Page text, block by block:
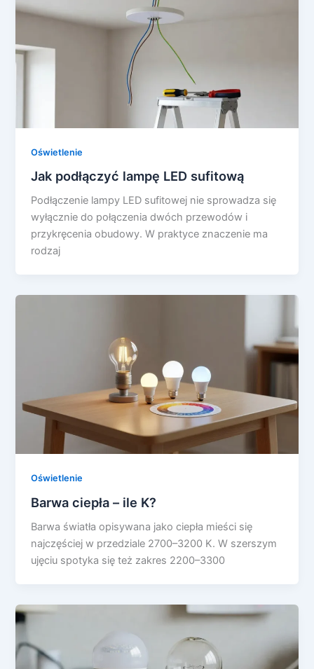
Oświetlenie
Jak podłączyć lampę LED sufitową
Podłączenie lampy LED sufitowej nie sprowadza się
wyłącznie do połączenia dwóch przewodów i
przykręcenia obudowy. W praktyce znaczenie ma
rodzaj
Oświetlenie
Barwa ciepła – ile K?
Barwa światła opisywana jako ciepła mieści się
najczęściej w przedziale 2700–3200 K. W szerszym
ujęciu spotyka się też zakres 2200–3300